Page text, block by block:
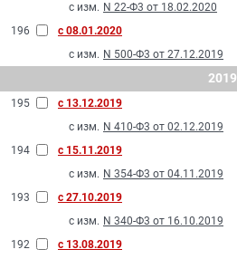
с изм. N 22-Ф3 от 18.02.2020
196
с 08.01.2020
с изм. N 500-Ф3 от 27.12.2019
2019
195
с 13.12.2019
с изм. N 410-Ф3 от 02.12.2019
194
с 15.11.2019
с изм. N 354-Ф3 от 04.11.2019
193
с 27.10.2019
с изм. N 340-Ф3 от 16.10.2019
192
с 13.08.2019